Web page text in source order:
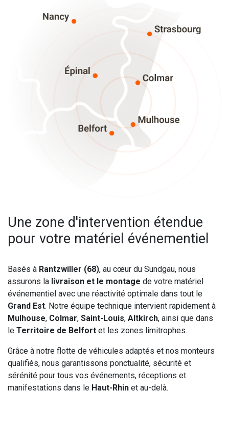
Une zone d'intervention étendue
pour votre matériel événementiel
Basés à Rantzwiller (68), au cœur du Sundgau, nous
assurons la livraison et le montage de votre matériel
événementiel avec une réactivité optimale dans tout le
Grand Est. Notre équipe technique intervient rapidement à
Mulhouse, Colmar, Saint-Louis, Altkirch, ainsi que dans
le Territoire de Belfort et les zones limitrophes.
Grâce à notre flotte de véhicules adaptés et nos monteurs
qualifiés, nous garantissons ponctualité, sécurité et
sérénité pour tous vos événements, réceptions et
manifestations dans le Haut-Rhin et au-delà.